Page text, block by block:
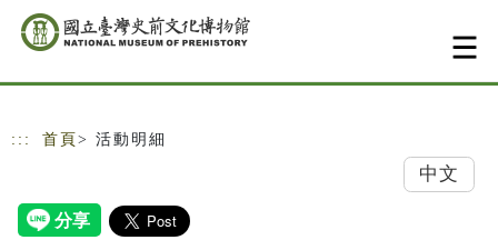
跳到主要內容
網站導覽
::: 首頁 > 活動明細
中文